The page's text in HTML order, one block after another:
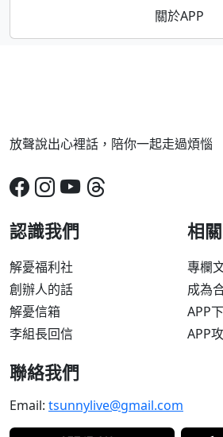
關於APP
放聲說出心裡話，陪你一起走過煩惱
認識我們
解憂福利社
創辦人的話
解憂信箱
李組長回信
相
專欄
成為
APP
APP
聯絡我們
Email: tsunnylive@gmail.com